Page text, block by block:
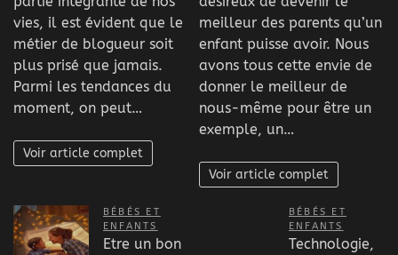
vies, il est évident que le
métier de blogueur soit
plus prisé que jamais.
Parmi les tendances du
moment, on peut…
Voir article complet
meilleur des parents qu’un
enfant puisse avoir. Nous
avons tous cette envie de
donner le meilleur de
nous-même pour être un
exemple, un…
Voir article complet
BÉBÉS ET
ENFANTS
Etre un bon
BÉBÉS ET
ENFANTS
Technologie,